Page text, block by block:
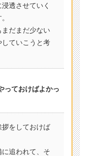
透させていく
だまだ少ない
ていこうと考
っておけばよかっ
をしておけば
追われて、そ